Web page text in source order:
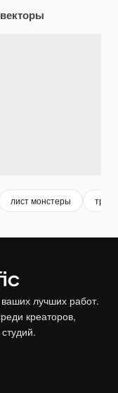
лист монстеры
лучших работ.
креаторов,